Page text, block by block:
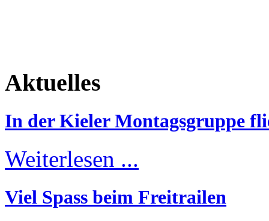
Aktuelles
In der Kieler Montagsgruppe
Weiterlesen ...
Viel Spass beim Freitrailen